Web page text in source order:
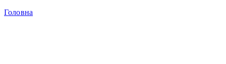
Головна